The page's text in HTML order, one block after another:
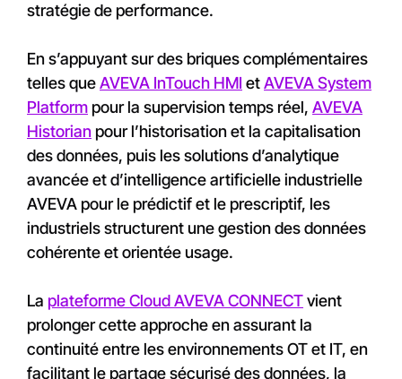
stratégie de performance.
En s’appuyant sur des briques complémentaires
telles queAVEVA InTouch HMI etAVEVA System
Platform pour la supervision temps réel, AVEVA
Historian pour l’historisation et la capitalisation
des données, puis les solutions d’analytique
avancée et d’intelligence artificielle industrielle
AVEVA pour le prédictif et le prescriptif, les
industriels structurent une gestion des données
cohérente et orientée usage.
La plateforme Cloud AVEVA CONNECTvient
prolonger cette approche en assurant la
continuité entre les environnements OT et IT, en
facilitant le partage sécurisé des données, la